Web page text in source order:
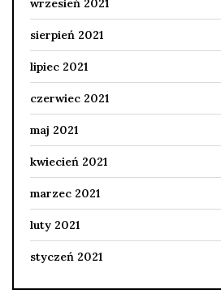
wrzesień 2021
sierpień 2021
lipiec 2021
czerwiec 2021
maj 2021
kwiecień 2021
marzec 2021
luty 2021
styczeń 2021